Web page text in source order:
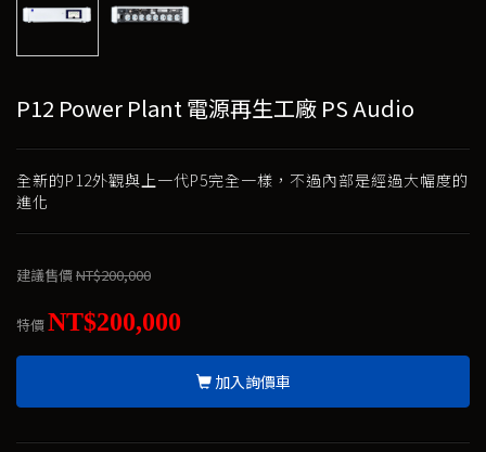
P12 Power Plant 電源再生工廠 PS Audio
全新的P12外觀與上一代P5完全一樣，不過內部是經過大幅度的
進化
建議售價NT$200,000
特價NT$200,000
加入詢價車